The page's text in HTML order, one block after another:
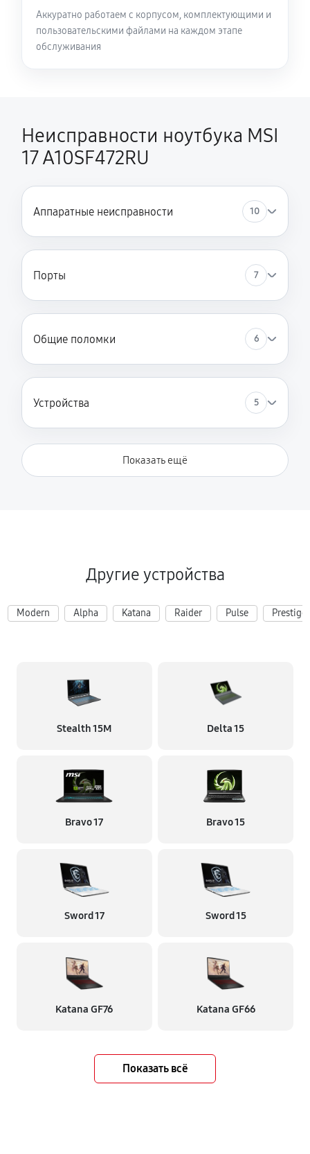
Аккуратно работаем с корпусом, комплектующими и
пользовательскими файлами на каждом этапе
обслуживания
Неисправности ноутбука MSI
17 A10SF472RU
Аппаратные неисправности 10
Порты 7
Общие поломки 6
Устройства 5
Показать ещё
Другие устройства
Modern Alpha Katana Raider Pulse Prestige
Stealth 15M Delta 15
Bravo 17 Bravo 15
Sword 17 Sword 15
Katana GF76 Katana GF66
Показать всё